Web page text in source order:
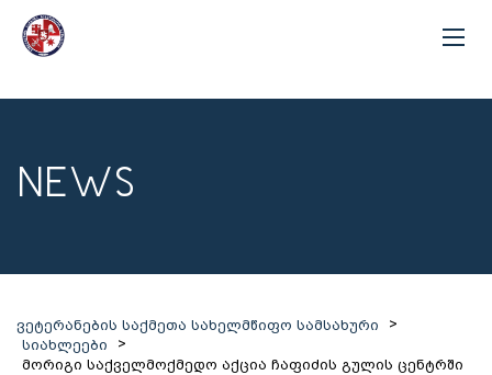
NEWS
ვეტერანების საქმეთა სახელმწიფო სამსახური
>
სიახლეები
>
მორიგი საქველმოქმედო აქცია ჩაფიძის გულის ცენტრში